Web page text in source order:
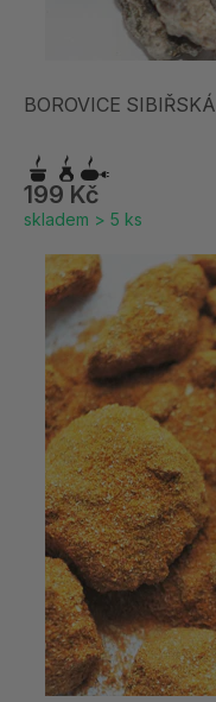
BOROVICE SIBIŘSKÁ
199 Kč
skladem > 5 ks